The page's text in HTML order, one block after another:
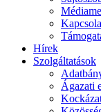
Hírek
Szolgáltatások
Ágazati